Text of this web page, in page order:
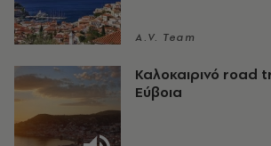
A.V. Team
Καλοκαιρινό road
Εύβοια